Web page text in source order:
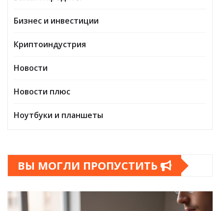
Бизнес и инвестиции
Криптоиндустрия
Новости
Новости плюс
Ноутбуки и планшеты
ВЫ МОГЛИ ПРОПУСТИТЬ